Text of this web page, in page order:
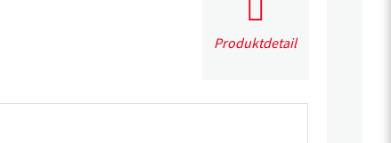
Produktdetail